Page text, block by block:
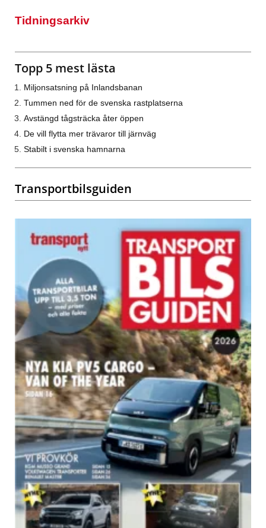
Tidningsarkiv
Topp 5 mest lästa
Miljonsatsning på Inlandsbanan
Tummen ned för de svenska rastplatserna
Avstängd tågsträcka åter öppen
De vill flytta mer trävaror till järnväg
Stabilt i svenska hamnarna
Transportbilsguiden